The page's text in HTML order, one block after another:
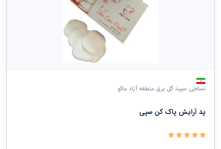
نساجی سپید گل برق منطقه آزاد ماکو
پد آرایش پاک کن سپی